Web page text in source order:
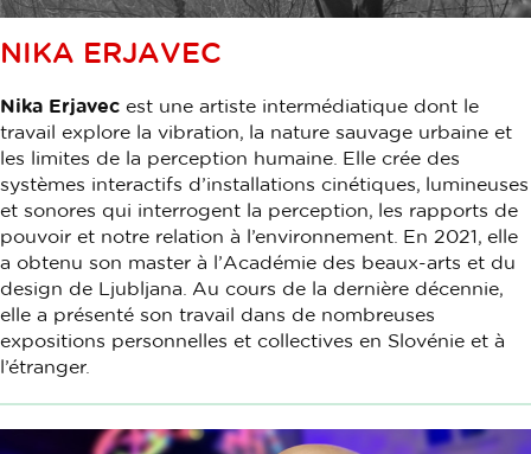
NIKA ERJAVEC
Nika Erjavec est une artiste intermédiatique dont le
travail explore la vibration, la nature sauvage urbaine et
les limites de la perception humaine. Elle crée des
systèmes interactifs d’installations cinétiques, lumineuses
et sonores qui interrogent la perception, les rapports de
pouvoir et notre relation à l’environnement. En 2021, elle
a obtenu son master à l’Académie des beaux-arts et du
design de Ljubljana. Au cours de la dernière décennie,
elle a présenté son travail dans de nombreuses
expositions personnelles et collectives en Slovénie et à
l’étranger.